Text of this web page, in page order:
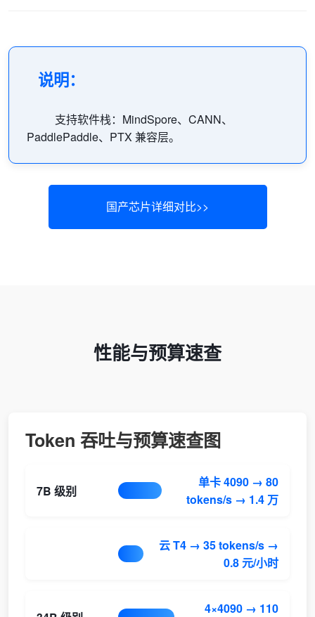
说明：
支持软件栈：MindSpore、CANN、
PaddlePaddle、PTX 兼容层。
国产芯片详细对比>>
性能与预算速查
Token 吞吐与预算速查图
7B 级别
单卡 4090 → 80
tokens/s → 1.4 万
云 T4 → 35 tokens/s →
0.8 元/小时
4×4090 → 110